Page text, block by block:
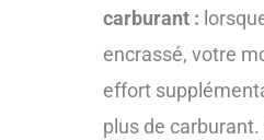
carburant :
encrassé, votre
effort
plus de carburant.